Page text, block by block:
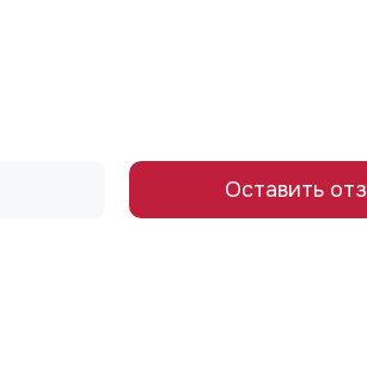
Оставить